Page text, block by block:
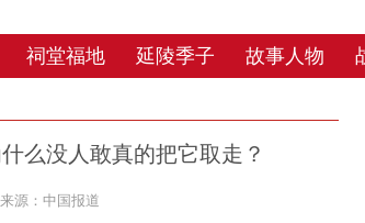
祠堂福地 延陵季子 故事人物
么没人敢真的把它取走？
来源：中国报道